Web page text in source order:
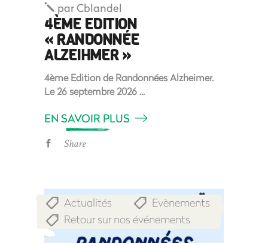
parCblandel
4ÈME EDITION
« RANDONNÉE
ALZEIHMER »
4ème Edition de Randonnées Alzheimer.
Le 26 septembre 2026
EN SAVOIR PLUS
Share
Actualités Evènements
Retour sur nos événements